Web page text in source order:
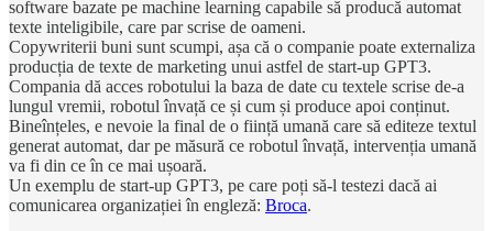
software bazate pe machine learning capabile să producă automat
texte inteligibile, care par scrise de oameni.
Copywriterii buni sunt scumpi, așa că o companie poate externaliza
producția de texte de marketing unui astfel de start-up GPT3.
Compania dă acces robotului la baza de date cu textele scrise de-a
lungul vremii, robotul învață ce și cum și produce apoi conținut.
Bineînțeles, e nevoie la final de o ființă umană care să editeze textul
generat automat, dar pe măsură ce robotul învață, intervenția umană
va fi din ce în ce mai ușoară.
Un exemplu de start-up GPT3, pe care poți să-l testezi dacă ai
comunicarea organizației în engleză: Broca.